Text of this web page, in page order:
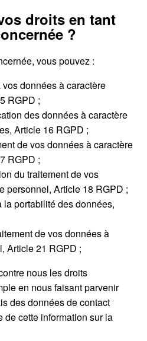
droits en tant
?
vous pouvez :
données à caractère
RGPD ;
des données à caractère
Article 16 RGPD ;
de vos données à caractère
RGPD ;
du traitement de vos
personnel, Article 18 RGPD ;
la portabilité des données,
de vos données à
Article 21 RGPD ;
nous les droits
en nous faisant parvenir
des données de contact
de cette information sur la